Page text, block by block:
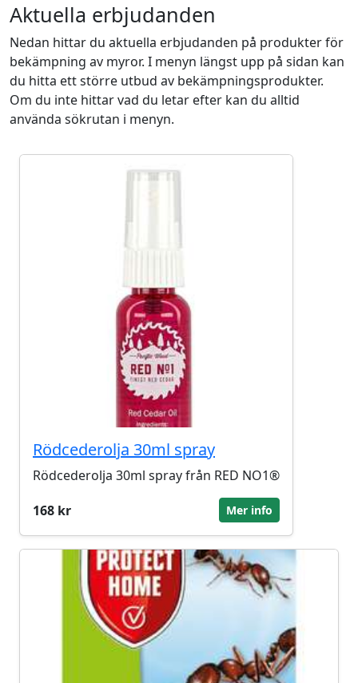
Aktuella erbjudanden
Nedan hittar du aktuella erbjudanden på produkter för
bekämpning av myror. I menyn längst upp på sidan kan
du hitta ett större utbud av bekämpningsprodukter.
Om du inte hittar vad du letar efter kan du alltid
använda sökrutan i menyn.
Rödcederolja 30ml spray
Rödcederolja 30ml spray från RED NO1®
168 kr
Mer info